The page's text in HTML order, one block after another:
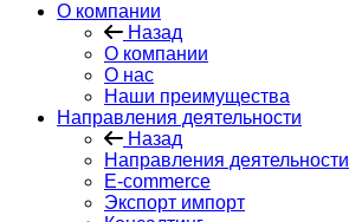
О компании
Назад
О компании
О нас
Наши преимущества
Направления деятельности
Назад
Направления деятельности
E-commercе
Экспорт импорт